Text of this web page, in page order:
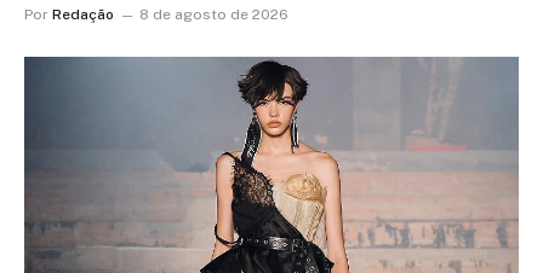
Por Redação 8 de agosto de 2026